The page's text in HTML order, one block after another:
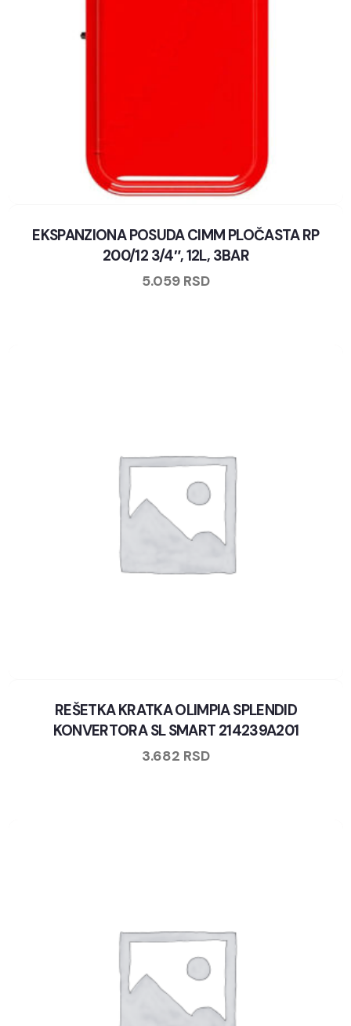
EKSPANZIONA POSUDA CIMM PLOČASTA RP
200/12 3/4″, 12L, 3BAR
5.059 RSD
REŠETKA KRATKA OLIMPIA SPLENDID
KONVERTORA SL SMART 214239A201
3.682 RSD